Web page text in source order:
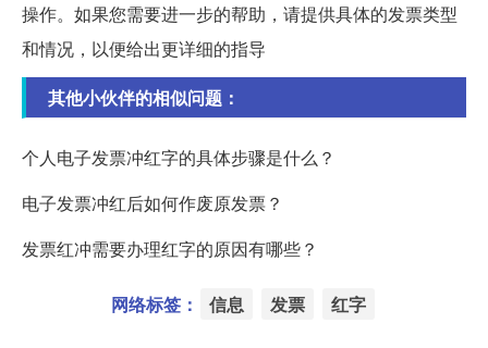
操作。如果您需要进一步的帮助，请提供具体的发票类型
和情况，以便给出更详细的指导
其他小伙伴的相似问题：
个人电子发票冲红字的具体步骤是什么？
电子发票冲红后如何作废原发票？
发票红冲需要办理红字的原因有哪些？
网络标签： 信息 发票 红字